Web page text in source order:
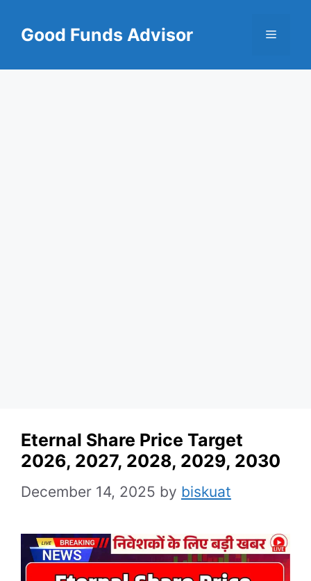
Good Funds Advisor Menu
Eternal Share Price Target
2026, 2027, 2028, 2029, 2030
December 14, 2025 by biskuat